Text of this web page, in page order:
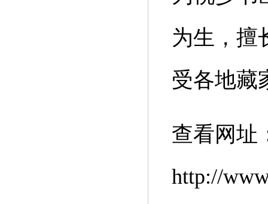
为生，擅
受各地藏
查看网址
http://